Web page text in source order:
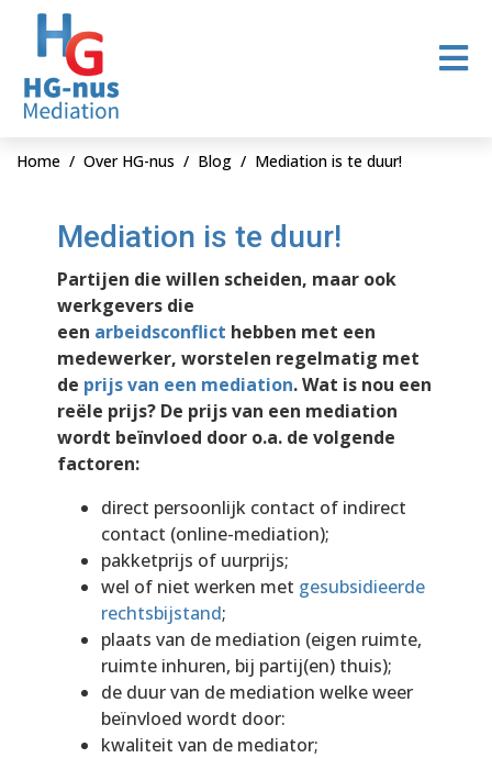
Home Over HG-nus Blog Mediation is te duur!
Mediation is te duur!
Partijen die willen scheiden, maar ook
werkgevers die
een arbeidsconflict hebben met een
medewerker, worstelen regelmatig met
de prijs van een mediation. Wat is nou een
reële prijs? De prijs van een mediation
wordt beïnvloed door o.a. de volgende
factoren:
direct persoonlijk contact of indirect
contact (online-­mediation);
pakketprijs of uurprijs;
wel of niet werken met gesubsidieerde
rechtsbijstand;
plaats van de mediation (eigen ruimte,
ruimte inhuren, bij partij(en) thuis);
de duur van de mediation welke weer
beïnvloed wordt door:
kwaliteit van de mediator;